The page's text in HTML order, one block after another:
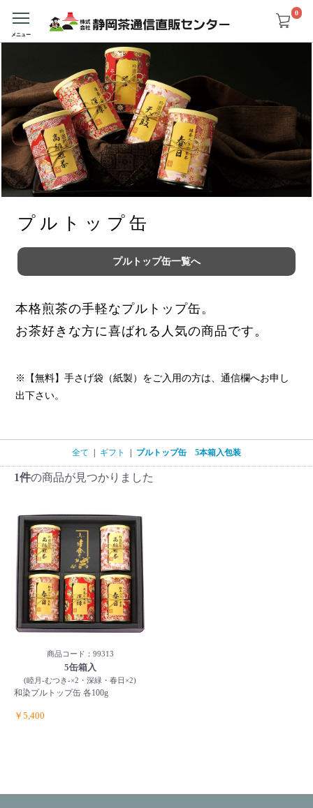
0
プルトップ缶
プルトップ缶一覧へ
本格煎茶の手軽なプルトップ缶。
お茶好きな方に喜ばれる人気の商品です。
※【無料】手さげ袋（紙製）をご入用の方は、通信欄へお申し
出下さい。
全て ギフト プルトップ缶 5本箱入包装
1件の商品が見つかりました
商品コード：99313
5缶箱入
(睦月-むつき-×2・深緑・春日×2)
和染プルトップ缶 各100g
￥5,400